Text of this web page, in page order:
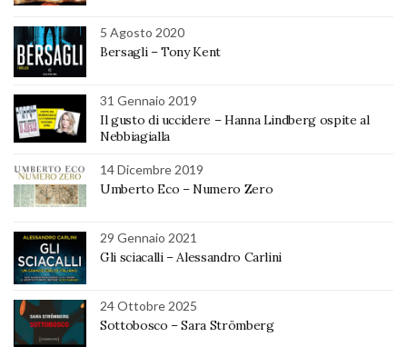
5 Agosto 2020
Bersagli – Tony Kent
31 Gennaio 2019
Il gusto di uccidere – Hanna Lindberg ospite al
Nebbiagialla
14 Dicembre 2019
Umberto Eco – Numero Zero
29 Gennaio 2021
Gli sciacalli – Alessandro Carlini
24 Ottobre 2025
Sottobosco – Sara Strömberg